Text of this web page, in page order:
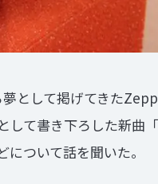
として掲げてきた
て書き下ろした新曲
ついて話を聞いた。